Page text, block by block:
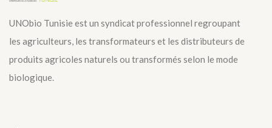
UNObio Tunisie est un syndicat professionnel regroupant
les agriculteurs, les transformateurs et les distributeurs de
produits agricoles naturels ou transformés selon le mode
biologique.